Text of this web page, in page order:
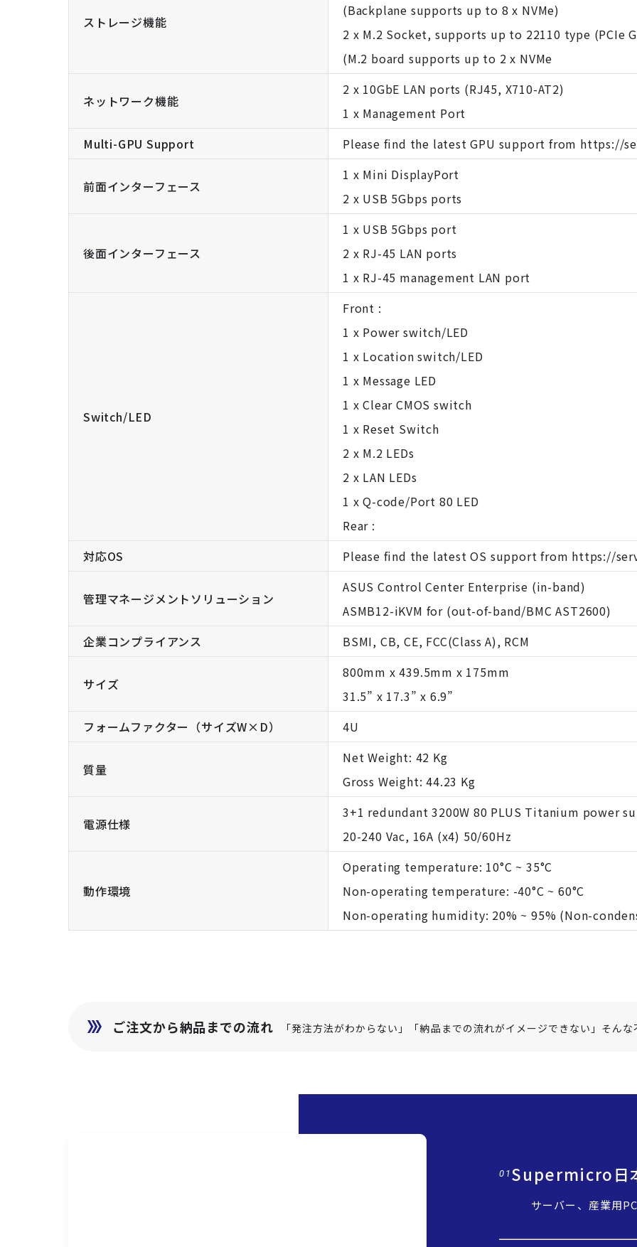
ストレージ機能
(Backplane supports up to 8 x NVMe)
2 x M.2 Socket, supports up to 22110 type (PCIe
(M.2 board supports up to 2 x NVMe
ネットワーク機能
2 x 10GbE LAN ports (RJ45, X710-AT2)
1 x Management Port
Multi-GPU Support
Please find the latest GPU support from https://
前面インターフェース
1 x Mini DisplayPort
2 x USB 5Gbps ports
後面インターフェース
1 x USB 5Gbps port
2 x RJ-45 LAN ports
1 x RJ-45 management LAN port
Switch/LED
Front :
1 x Power switch/LED
1 x Location switch/LED
1 x Message LED
1 x Clear CMOS switch
1 x Reset Switch
2 x M.2 LEDs
2 x LAN LEDs
1 x Q-code/Port 80 LED
Rear :
対応OS
Please find the latest OS support from https://
管理マネージメントソリューション
ASUS Control Center Enterprise (in-band)
ASMB12-iKVM for (out-of-band/BMC AST2600)
企業コンプライアンス
BSMI, CB, CE, FCC(Class A), RCM
サイズ
800mm x 439.5mm x 175mm
31.5” x 17.3” x 6.9”
フォームファクター（サイズW×D）
4U
質量
Net Weight: 42 Kg
Gross Weight: 44.23 Kg
電源仕様
3+1 redundant 3200W 80 PLUS Titanium power
20-240 Vac, 16A (x4) 50/60Hz
動作環境
Operating temperature: 10°C ~ 35°C
Non-operating temperature: -40°C ~ 60°C
Non-operating humidity: 20% ~ 95% (Non-
ご注文から納品までの流れ 「発注方法がわからない」「納品までの流れがイメージできない」そんな
01 Supermicro日
サーバー、産業用